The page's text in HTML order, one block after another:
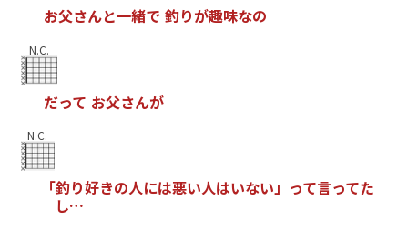
お父さんと一緒で 釣りが趣味なの
N.C.
だって お父さんが
N.C.
「釣り好きの人には悪い人はいない」 って言ってた
し…